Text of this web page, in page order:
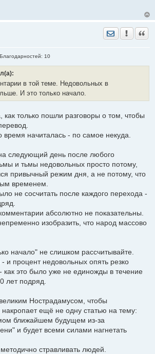
Отправить
10
в той теме. Недовольных в
И это только начало.
как только пошли разговоры о том, чтобы
время начиталась - по самое некуда.
следующий день после любого
и тьмы недовольных просто потому,
привычный режим дня, а не потому, что
временем.
не сосчитать после каждого перехода -
абсолютно не показательны.
изобразить, что народ массово
начало" не слишком рассчитывайте.
и процент недовольных опять резко
как это было уже не единожды в течение
лет подряд.
Нострадамусом, чтобы
ещё не одну статью на тему:
ближайшем будущем из-за
и будет всеми силами нагнетать
стравливать людей.